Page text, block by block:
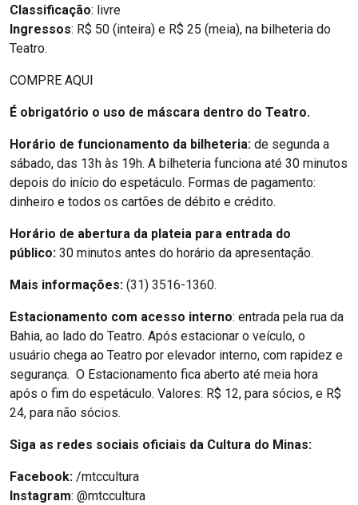
Classificação: livre
Ingressos: R$ 50 (inteira) e R$ 25 (meia), na bilheteria do
Teatro.
COMPRE AQUI
É obrigatório o uso de máscara dentro do Teatro.
Horário de funcionamento da bilheteria: de segunda a
sábado, das 13h às 19h. A bilheteria funciona até 30 minutos
depois do início do espetáculo. Formas de pagamento:
dinheiro e todos os cartões de débito e crédito.
Horário de abertura da plateia para entrada do
público: 30 minutos antes do horário da apresentação.
Mais informações: (31) 3516-1360.
Estacionamento com acesso interno: entrada pela rua da
Bahia, ao lado do Teatro. Após estacionar o veículo, o
usuário chega ao Teatro por elevador interno, com rapidez e
segurança. O Estacionamento fica aberto até meia hora
após o fim do espetáculo. Valores: R$ 12, para sócios, e R$
24, para não sócios.
Siga as redes sociais oficiais da Cultura do Minas:
Facebook: /mtccultura
Instagram: @mtccultura